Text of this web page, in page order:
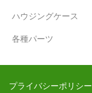
ハウジングケース
各種パーツ
プライバシーポリシー